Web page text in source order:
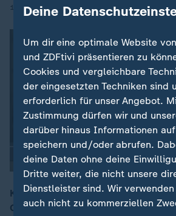
18.04.2021 | 21:45
Knapp 80.000 Menschen sind in
Corona gestorben. Dabei sei
Deine
Um dir eine optimale Website
und ZDFtivi präsentieren zu
Cookies und vergleichbare
der eingesetzten Techniken sind
erforderlich für unser Angebot.
Zustimmung dürfen wir und
darüber hinaus Informationen
speichern und/oder abrufen.
deine Daten ohne deine
Dritte weiter, die nicht unsere
Dienstleister sind. Wir
auch nicht zu kommerziellen